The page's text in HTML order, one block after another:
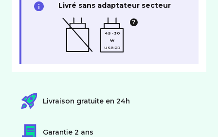
Livré sans adaptateur secteur
4.5 - 30
W
USB PD
Livraison gratuite en 24h
Garantie 2 ans